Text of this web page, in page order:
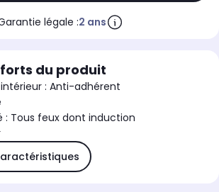
légale :2 ans
du produit
: Anti-adhérent
: Tous feux dont induction